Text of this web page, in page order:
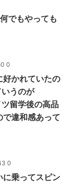
でもやっても
0
好かれていたの
うのが
留学後の高品
違和感あって
0
に乗ってスピン